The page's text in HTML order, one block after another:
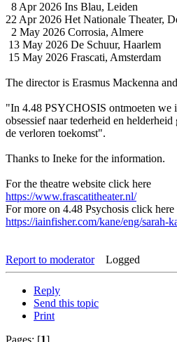
8 Apr 2026 Ins Blau, Leiden
22 Apr 2026 Het Nationale Theater,
2 May 2026 Corrosia, Almere
13 May 2026 De Schuur, Haarlem
15 May 2026 Frascati, Amsterdam
The director is Erasmus Mackenna
"In 4.48 PSYCHOSIS ontmoeten we
obsessief naar tederheid en
de verloren toekomst".
Thanks to Ineke for the information.
For the theatre website click here
https://www.frascatitheater.nl/
For more on 4.48 Psychosis click here
https://iainfisher.com/kane/eng/sarah-
Report to moderator Logged
Reply
Send this topic
Print